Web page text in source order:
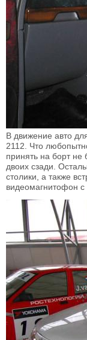
В движение авто
2112. Что
принять на борт
двоих сзади.
столики, а также
видеомагнитофон